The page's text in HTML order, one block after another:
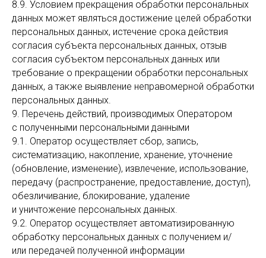
8.9. Условием прекращения обработки персональных
данных может являться достижение целей обработки
персональных данных, истечение срока действия
согласия субъекта персональных данных, отзыв
согласия субъектом персональных данных или
требование о прекращении обработки персональных
данных, а также выявление неправомерной обработки
персональных данных.
9. Перечень действий, производимых Оператором
с полученными персональными данными
9.1. Оператор осуществляет сбор, запись,
систематизацию, накопление, хранение, уточнение
(обновление, изменение), извлечение, использование,
передачу (распространение, предоставление, доступ),
обезличивание, блокирование, удаление
и уничтожение персональных данных.
9.2. Оператор осуществляет автоматизированную
обработку персональных данных с получением и/
или передачей полученной информации